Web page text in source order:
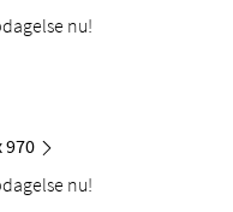
nu!
970
nu!